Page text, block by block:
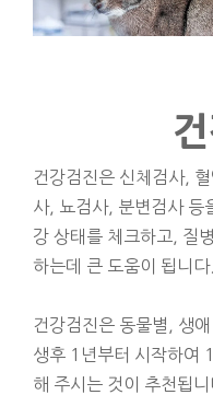
건강검진은 신체검사,
사, 뇨검사, 분변검사 등
강 상태를 체크하고, 질
하는데 큰 도움이 됩니다.
건강검진은 동물별, 생
생후 1년부터 시작하여
해 주시는 것이 추천됩니